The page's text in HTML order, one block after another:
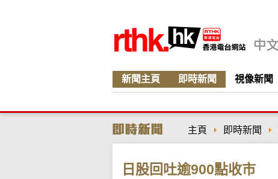
新聞主頁 即時新聞 視像新聞
主頁 即時新聞
日股回吐逾900點收市